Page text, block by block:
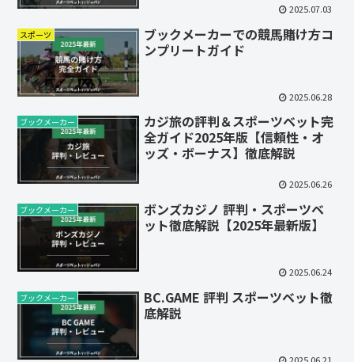
2025.07.03
スポーツ
ブックメーカーでの競馬賭け方コ
ンプリートガイド
2025.06.28
ブックメーカー
カジ旅の評判＆スポーツベット完
全ガイド2025年版【信頼性・オ
ッズ・ボーナス】徹底解説
2025.06.26
ブックメーカー
ボンズカジノ 評判・スポーツベ
ット徹底解説【2025年最新版】
2025.06.24
ブックメーカー
BC.GAME 評判 スポーツベット徹
底解説